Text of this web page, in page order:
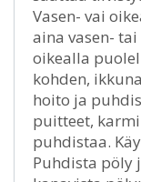
Vasen- vai
aina vasen-
oikealla
kohden,
hoito ja
puitteet,
puhdistaa.
Puhdista pöly